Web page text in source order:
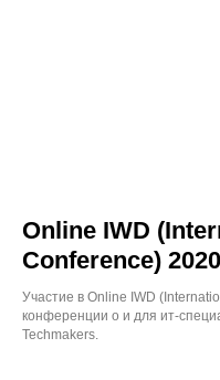
Online IWD
Conference) 2020
Участие в Online IWD
конференции о и для ит-
Techmakers.